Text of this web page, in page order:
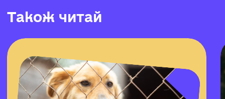
Також читай